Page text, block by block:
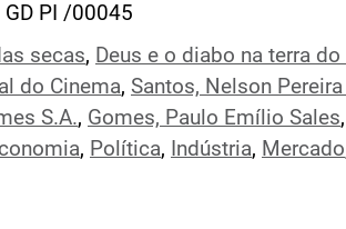
GD PI /00045
secas, Deus e o diabo na terra
do Cinema, Santos, Nelson
S.A., Gomes, Paulo Emílio Sales
, Política, Indústria, Mercado